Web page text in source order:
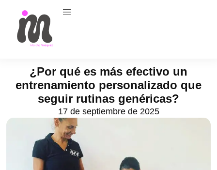
¿Por qué es más efectivo un
entrenamiento personalizado que
seguir rutinas genéricas?
17 de septiembre de 2025